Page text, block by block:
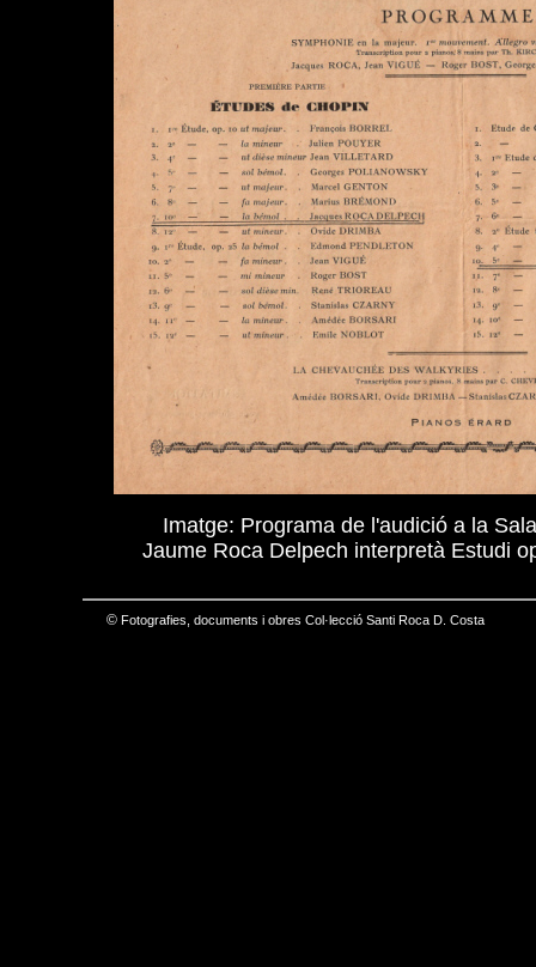
Imatge: Programa de l'audició a la
Jaume Roca Delpech interpretà Estudi
© Fotografies, documents i obres Col·lecció Santi Roca D. Costa